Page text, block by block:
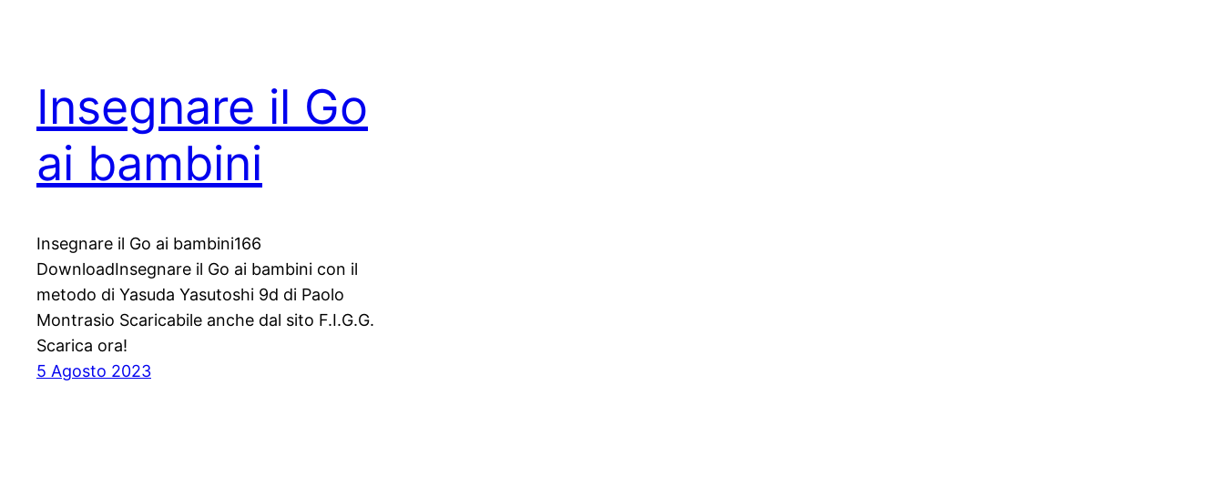
Insegnare il Go
ai bambini
Insegnare il Go ai bambini166
DownloadInsegnare il Go ai bambini con il
metodo di Yasuda Yasutoshi 9d di Paolo
Montrasio Scaricabile anche dal sito F.I.G.G.
Scarica ora!
5 Agosto 2023